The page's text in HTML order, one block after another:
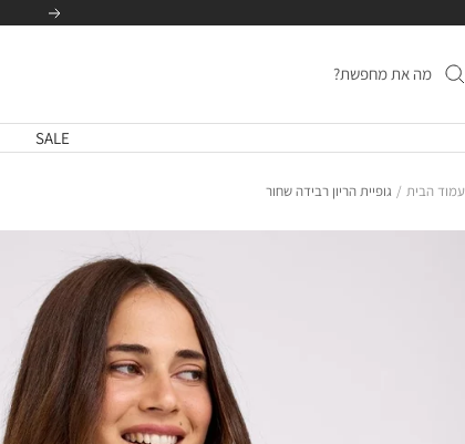
הקודם
SALE
עמוד הבית גופיית הריון רבידה שחור